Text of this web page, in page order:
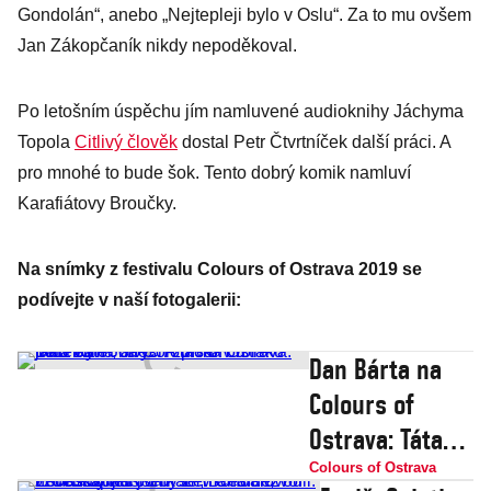
Gondolán“, anebo „Nejtepleji bylo v Oslu“. Za to mu ovšem
Jan Zákopčaník nikdy nepoděkoval.
Po letošním úspěchu jím namluvené audioknihy Jáchyma
Topola Citlivý člověk dostal Petr Čtvrtníček další práci. A
pro mnohé to bude šok. Tento dobrý komik namluví
Karafiátovy Broučky.
Na snímky z festivalu Colours of Ostrava 2019 se
podívejte v naší fotogalerii:
Dan Bárta na
Colours of
Ostrava: Táta
chtěl, abych
Colours of Ostrava